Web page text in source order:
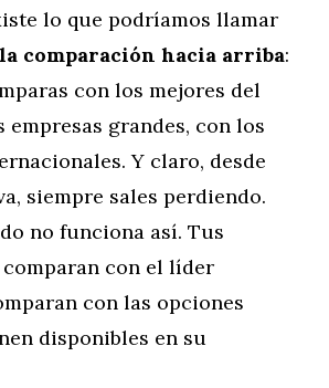
lo que podríamos llamar
comparación hacia arriba:
con los mejores del
empresas grandes, con los
Y claro, desde
siempre sales perdiendo.
no funciona así. Tus
con el líder
con las opciones
disponibles en su